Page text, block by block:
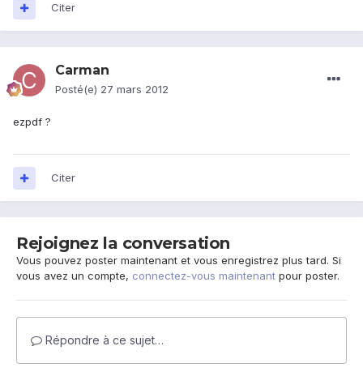
Citer
Carman
Posté(e) 27 mars 2012
ezpdf ?
Citer
Rejoignez la conversation
Vous pouvez poster maintenant et vous enregistrez plus tard. Si
vous avez un compte, connectez-vous maintenant pour poster.
Répondre à ce sujet…